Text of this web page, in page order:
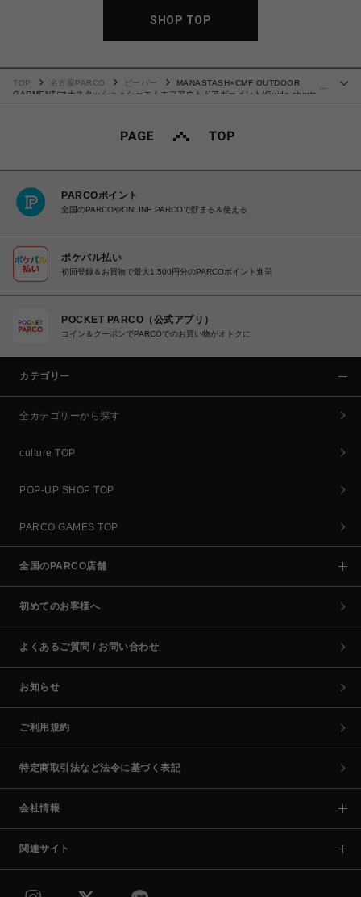
SHOP TOP
…
TOP 名古屋PARCO ビーバー
MANASTASH×CMF OUTDOOR
GARMENT/マナスタッシュｘシーエムエフアウトドアガーメント/Guide shorts
ショーツ
PARCOポイント
全国のPARCOやONLINE PARCOで貯まる＆使える
ポケパル払い
初回登録＆お買物で最大1,500円分のPARCOポイント進呈
POCKET PARCO（公式アプリ）
コイン＆クーポンでPARCOでのお買い物がオトクに
カテゴリー
全カテゴリーから探す
culture TOP
POP-UP SHOP TOP
PARCO GAMES TOP
全国のPARCO店舗
初めてのお客様へ
よくあるご質問 / お問い合わせ
お知らせ
ご利用規約
特定商取引法など法令に基づく表記
会社情報
関連サイト